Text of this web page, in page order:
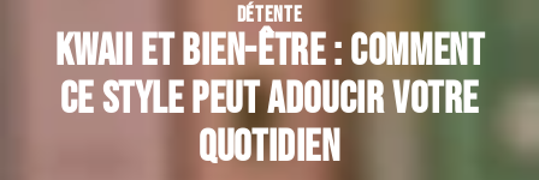
DÉTENTE
Kwaii et bien-être : comment
ce style peut adoucir votre
quotidien